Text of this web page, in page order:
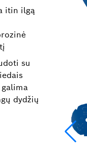
itin ilgą
su
dydžių